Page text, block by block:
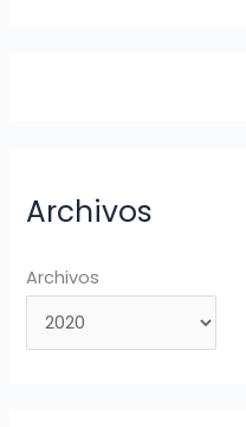
Archivos
Archivos